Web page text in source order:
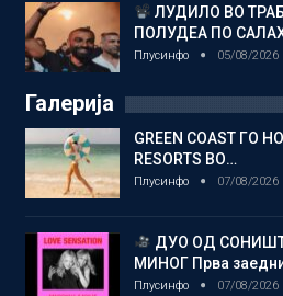
ЛУДИЛО ВО
ПОЛУДЕА ПО
Плусинфо 05/08/2026
Галерија
GREEN COAST ГО
RESORTS ВО…
Плусинфо 07/08/2026
ДУО ОД
МИНОГ Прва
Плусинфо 07/08/2026